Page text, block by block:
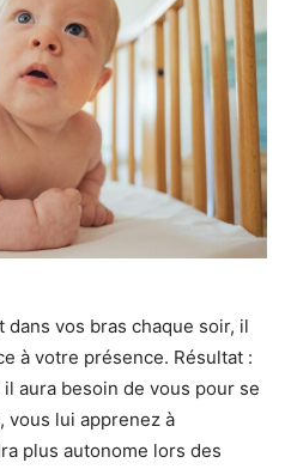
vos bras chaque soir, il
à votre présence. Résultat :
aura besoin de vous pour se
vous lui apprenez à
plus autonome lors des